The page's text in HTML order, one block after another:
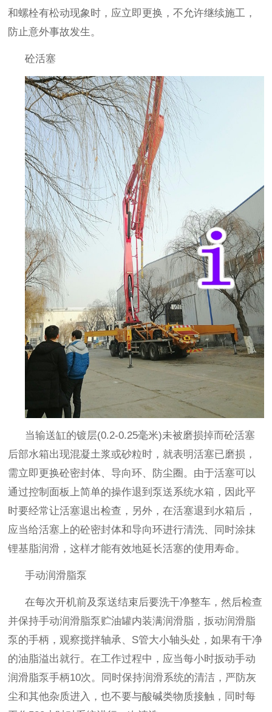
和螺栓有松动现象时，应立即更换，不允许继续施工，
防止意外事故发生。
砼活塞
当输送缸的镀层(0.2-0.25毫米)未被磨损掉而砼活塞
后部水箱出现混凝土浆或砂粒时，就表明活塞已磨损，
需立即更换砼密封体、导向环、防尘圈。由于活塞可以
通过控制面板上简单的操作退到泵送系统水箱，因此平
时要经常让活塞退出检查，另外，在活塞退到水箱后，
应当给活塞上的砼密封体和导向环进行清洗、同时涂抹
锂基脂润滑，这样才能有效地延长活塞的使用寿命。
手动润滑脂泵
在每次开机前及泵送结束后要洗干净整车，然后检查
并保持手动润滑脂泵贮油罐内装满润滑脂，扳动润滑脂
泵的手柄，观察搅拌轴承、 S管大小轴头处，如果有干净
的油脂溢出就行。在工作过程中，应当每小时扳动手动
润滑脂泵手柄10次。同时保持润滑系统的清洁，严防灰
尘和其他杂质进入，也不要与酸碱类物质接触，同时每